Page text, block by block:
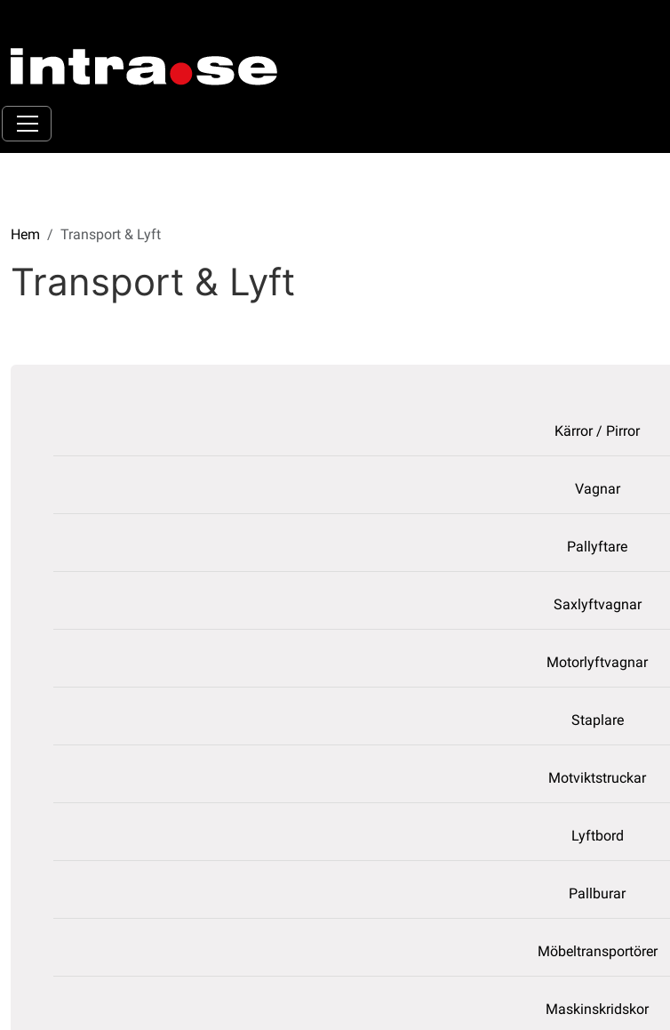
Hem Transport & Lyft
Transport & Lyft
Kärror / Pirror
Vagnar
Pallyftare
Saxlyftvagnar
Motorlyftvagnar
Staplare
Motviktstruckar
Lyftbord
Pallburar
Möbeltransportörer
Maskinskridskor